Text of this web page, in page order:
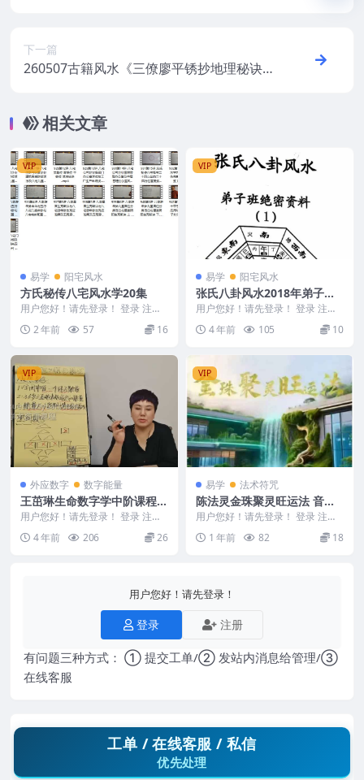
下一篇
260507古籍风水《三僚廖平锈抄地理秘诀》
相关文章
VIP
易学 阳宅风水
方氏秘传八宅风水学20集
用户您好！请先登录！ 登录 注册
方氏秘传八宅风水学20集 241122
2 92...2 年前 57 16
VIP
易学 阳宅风水
张氏八卦风水2018年弟子绝
密资料1pdf+2pdf
用户您好！请先登录！ 登录 注册
张氏八卦风水2018年弟子绝密资
料 M2301...
4 年前 105 10
VIP
外应数字 数字能量
王茁琳生命数字学中阶课程视
频37集
用户您好！请先登录！ 登录 注册
F225802.生命数字学中阶 火爆推
出生命数...
4 年前 206 26
VIP
易学 法术符咒
陈法灵金珠聚灵旺运法 音频
+资料Y
用户您好！请先登录！ 登录 注册
陈法灵金珠聚灵旺运法 音频+资料
Y 25061...
1 年前 82 18
用户您好！请先登录！
登录 注册
有问题三种方式： ① 提交工单/② 发站内消息给管理/③
在线客服
工单 / 在线客服 / 私信
优先处理